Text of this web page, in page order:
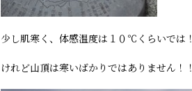
少し肌寒く、体感温度は１０℃くらいでは
けれど山頂は寒いばかりではありません！